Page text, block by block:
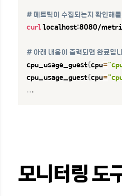
# 메트릭이 수집되는지 확인해
curl localhost:8080/
# 아래 내용이 출력되면 완료입
cpu_usage_guest{cpu=
cpu_usage_guest{cpu=
.. .
모니터링 도